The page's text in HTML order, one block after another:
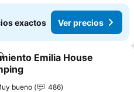
exactos Ver precios
a favoritos
Emilia House
bueno
486